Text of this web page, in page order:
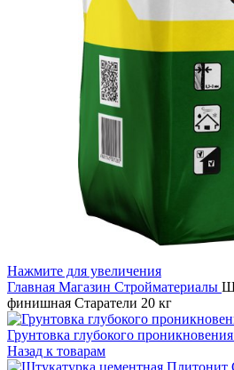
Нажмите для увеличения
Главная Магазин Стройматериалы
финишная Старатели 20 кг
Грунтовка глубокого
Назад к товарам